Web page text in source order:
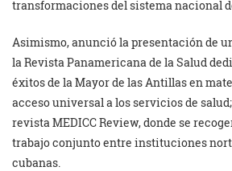
transformaciones del sistema nacional
Asimismo, anunció la presentación de
la Revista Panamericana de la Salud
éxitos de la Mayor de las Antillas en
acceso universal a los servicios de
revista MEDICC Review, donde se
trabajo conjunto entre instituciones
cubanas.